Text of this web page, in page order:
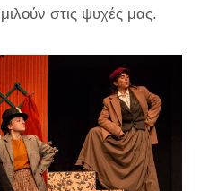
στις ψυχές μας.